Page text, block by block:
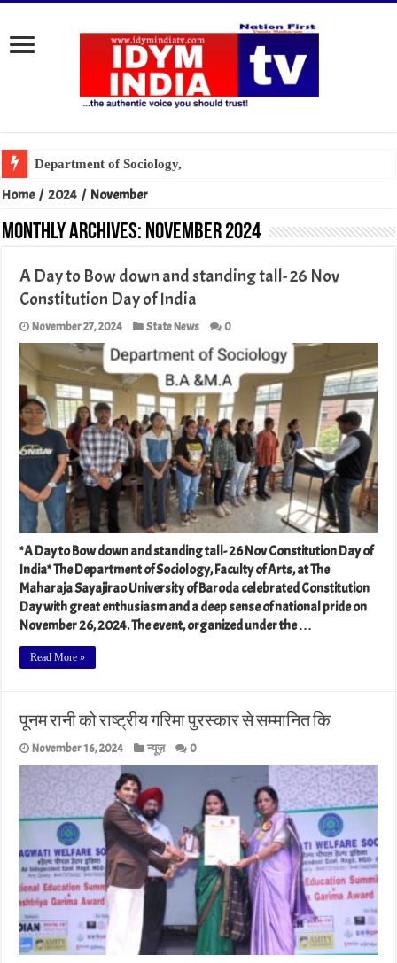
Home / 2024 / November
Monthly Archives: November 2024
A Day to Bow down and standing tall- 26 Nov
Constitution Day of India
November 27, 2024 State News 0
*A Day to Bow down and standing tall- 26 Nov Constitution Day of
India* The Department of Sociology, Faculty of Arts, at The
Maharaja Sayajirao University of Baroda celebrated Constitution
Day with great enthusiasm and a deep sense of national pride on
November 26, 2024. The event, organized under the …
Read More »
पूनम रानी को राष्ट्रीय गरिमा पुरस्कार से सम्मानित कि
November 16, 2024 न्यूज़ 0